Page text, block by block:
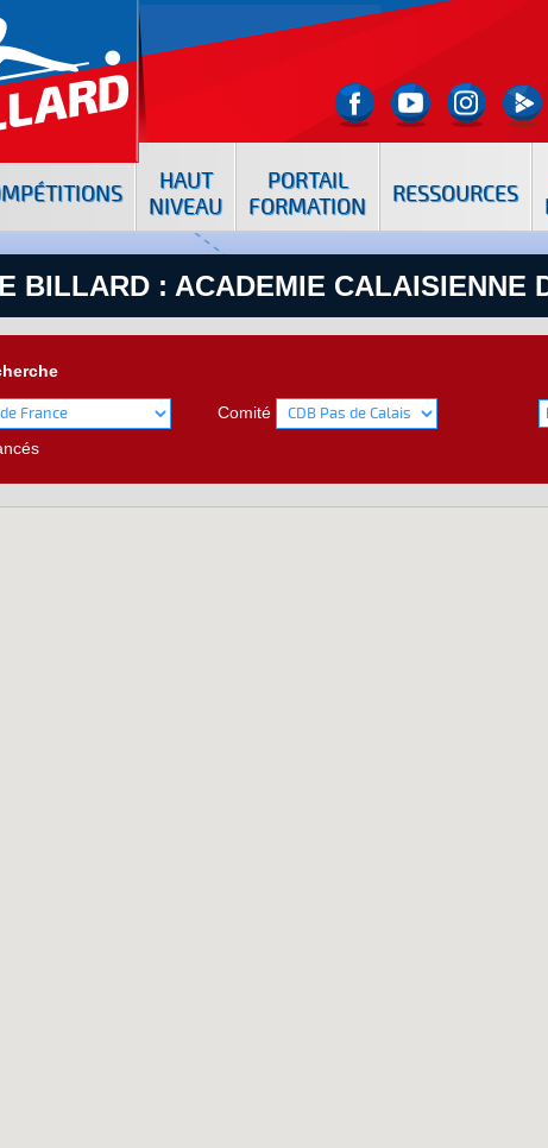
HAUT
NIVEAU
PORTAIL
FORMATION
RESSOURCES
BILLARD : ACADEMIE CALAISIENNE
Comité